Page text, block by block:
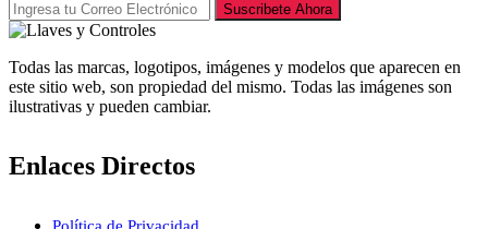
Suscribete Ahora
Todas las marcas, logotipos, imágenes y modelos que aparecen en
este sitio web, son propiedad del mismo. Todas las imágenes son
ilustrativas y pueden cambiar.
Enlaces Directos